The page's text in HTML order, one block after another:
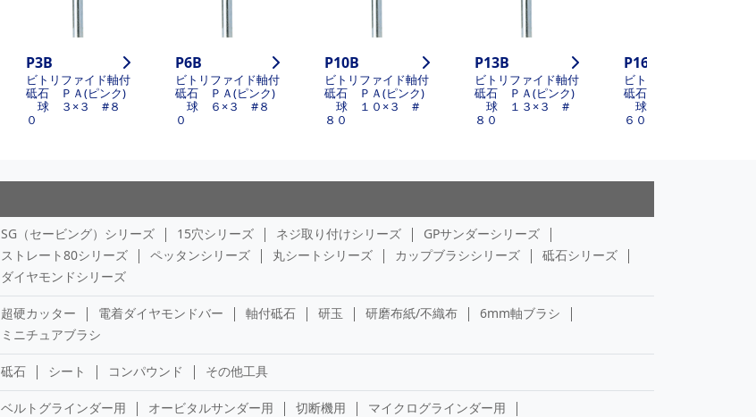
P3B
ビトリファイド軸付
砥石 ＰＡ(ピンク)
球 ３×３ #８
０
P6B
ビトリファイド軸付
砥石 ＰＡ(ピンク)
球 ６×３ #８
０
P10B
ビトリファイド軸付
砥石 ＰＡ(ピンク)
球 １０×３ #
８０
P13B
ビトリファイド軸付
砥石 ＰＡ(ピンク)
球 １３×３ #
８０
P16B
ビトリファイド軸付
砥石 ＰＡ(ピンク)
球 １６×６ #
６０
SG（セービング）シリーズ 15穴シリーズ ネジ取り付けシリーズ
GPサンダーシリーズ
ストレート80シリーズ
ペッタンシリーズ 丸シートシリーズ カップブラシシリーズ
砥石シリーズ
ダイヤモンドシリーズ
超硬カッター 電着ダイヤモンドバー 軸付砥石 研玉 研磨布紙/不織布
6mm軸ブラシ
ミニチュアブラシ
砥石 シート コンパウンド その他工具
ベルトグラインダー用 オービタルサンダー用 切断機用
マイクログラインダー用